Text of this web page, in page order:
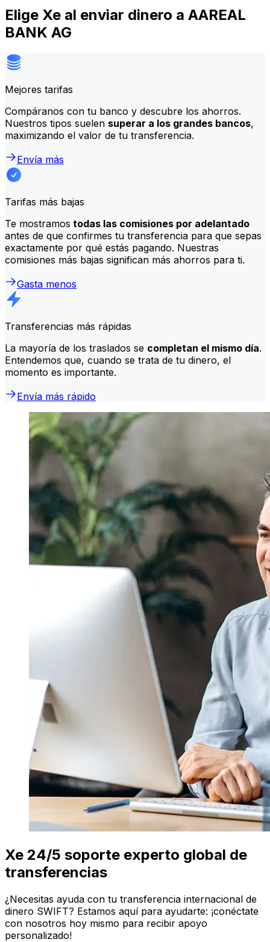
Elige Xe al enviar dinero a AAREAL
BANK AG
Mejores tarifas
Compáranos con tu banco y descubre los ahorros.
Nuestros tipos suelen superar a los grandes bancos,
maximizando el valor de tu transferencia.
Envía más
Tarifas más bajas
Te mostramos todas las comisiones por adelantado
antes de que confirmes tu transferencia para que sepas
exactamente por qué estás pagando. Nuestras
comisiones más bajas significan más ahorros para ti.
Gasta menos
Transferencias más rápidas
La mayoría de los traslados se completan el mismo día.
Entendemos que, cuando se trata de tu dinero, el
momento es importante.
Envía más rápido
Xe 24/5 soporte experto global de
transferencias
¿Necesitas ayuda con tu transferencia internacional de
dinero SWIFT? Estamos aquí para ayudarte: ¡conéctate
con nosotros hoy mismo para recibir apoyo
personalizado!